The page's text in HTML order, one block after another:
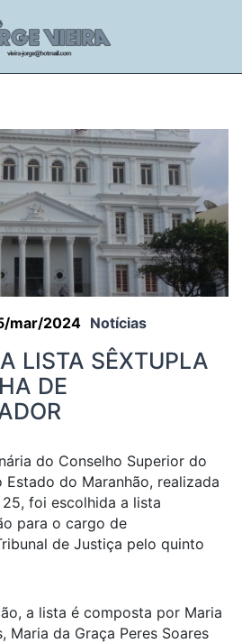
mar/2024 Notícias
LISTA SÊXTUPLA
DE
do Conselho Superior do
do Maranhão, realizada
foi escolhida a lista
para o cargo de
de Justiça pelo quinto
a lista é composta por Maria
Maria da Graça Peres Soares